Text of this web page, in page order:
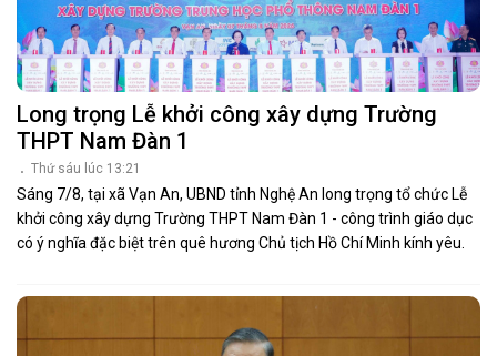
Long trọng Lễ khởi công xây dựng Trường
THPT Nam Đàn 1
Thứ sáu lúc 13:21
Sáng 7/8, tại xã Vạn An, UBND tỉnh Nghệ An long trọng tổ chức Lễ
khởi công xây dựng Trường THPT Nam Đàn 1 - công trình giáo dục
có ý nghĩa đặc biệt trên quê hương Chủ tịch Hồ Chí Minh kính yêu.